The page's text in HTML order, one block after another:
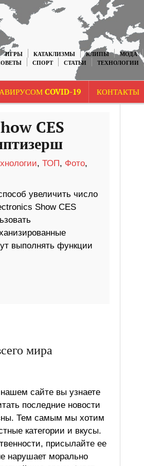
ИГРЫ КАТАКЛИЗМЫ КЛИПЫ МОДА
СПОРТ СТАТЬИ ТЕХНОЛОГИИ
COVID-19 КОНТАКТЫ
CES
, ТОП, Фото,
увеличить число
Show CES
выполнять функции
мира
сайте вы узнаете
последние новости
Тем самым мы хотим
категории и вкусы.
присылайте ее
нарушает морально